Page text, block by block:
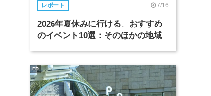
レポート 7/16
2026年夏休みに行ける、おすすめ
のイベント10選：そのほかの地域
PR